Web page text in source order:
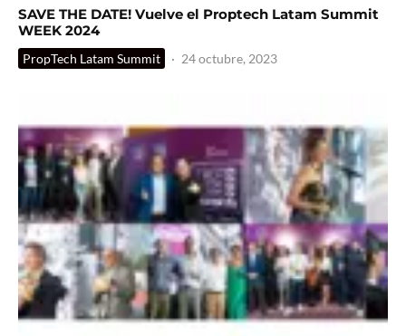
SAVE THE DATE! Vuelve el Proptech Latam Summit
WEEK 2024
PropTech Latam Summit · 24 octubre, 2023